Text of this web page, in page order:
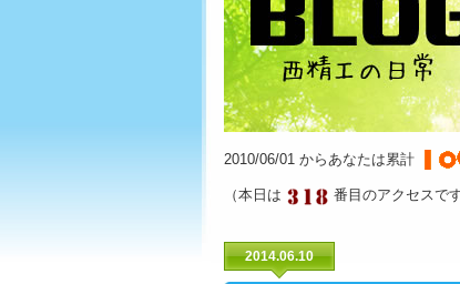
2010/06/01 からあなたは累計
（本日は 番目のアクセスで
2014.06.10